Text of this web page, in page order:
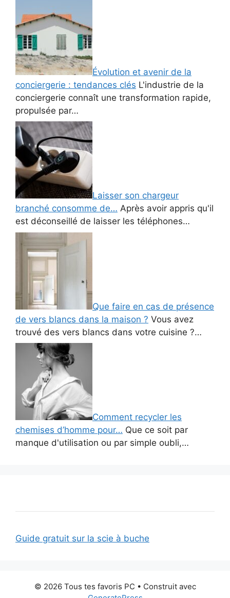
Évolution et avenir de la
conciergerie : tendances clés L'industrie de la
conciergerie connaît une transformation rapide,
propulsée par…
Laisser son chargeur
branché consomme de… Après avoir appris qu'il
est déconseillé de laisser les téléphones…
Que faire en cas de présence
de vers blancs dans la maison ? Vous avez
trouvé des vers blancs dans votre cuisine ?…
Comment recycler les
chemises d’homme pour… Que ce soit par
manque d'utilisation ou par simple oubli,…
Guide gratuit sur la scie à buche
© 2026 Tous tes favoris PC • Construit avec